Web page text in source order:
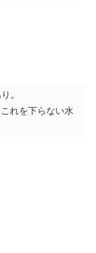
。
れを下らない水